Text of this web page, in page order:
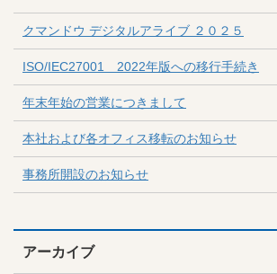
クマンドウ デジタルアライブ ２０２５
ISO/IEC27001 2022年版への移行手続き
年末年始の営業につきまして
本社および各オフィス移転のお知らせ
事務所開設のお知らせ
アーカイブ